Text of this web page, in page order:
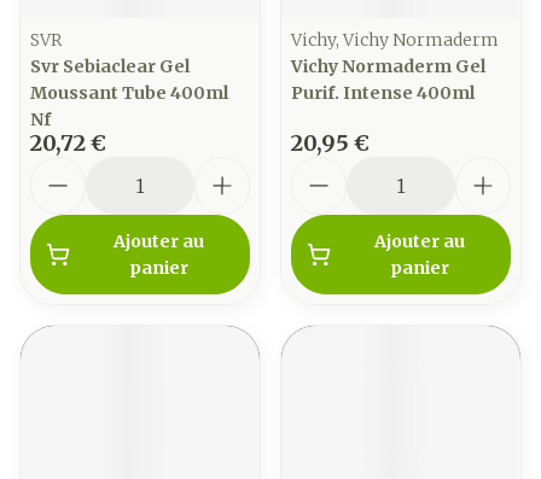
SVR
Svr Sebiaclear Gel
Moussant Tube 400ml
Nf
20,72 €
Ajouter au
panier
Vichy, Vichy Normaderm
Vichy Normaderm Gel
Purif. Intense 400ml
20,95 €
Ajouter au
panier